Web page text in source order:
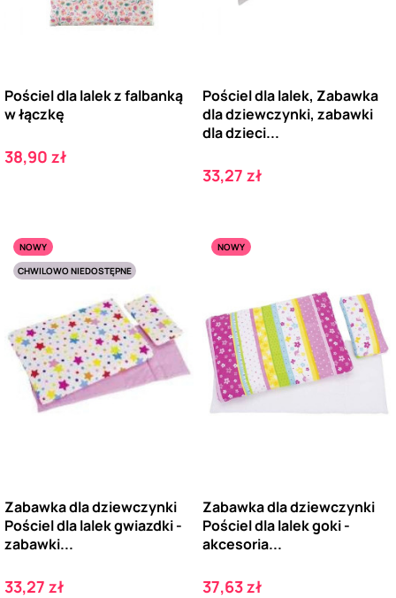
Pościel dla lalek z falbanką
w łączkę
Cena
38,90 zł
Pościel dla lalek, Zabawka
dla dziewczynki, zabawki
dla dzieci...
Cena
33,27 zł
NOWY
CHWILOWO NIEDOSTĘPNE
Zabawka dla dziewczynki
Pościel dla lalek gwiazdki -
zabawki...
Cena
33,27 zł
NOWY
Zabawka dla dziewczynki
Pościel dla lalek goki -
akcesoria...
Cena
37,63 zł